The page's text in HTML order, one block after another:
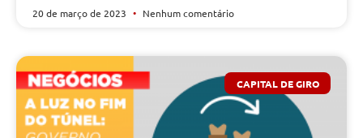
20 de março de 2023 Nenhum comentário
CAPITAL DE GIRO